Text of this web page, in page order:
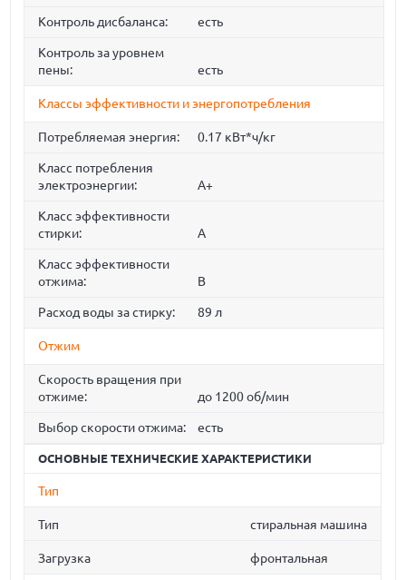
Контроль дисбаланса: есть
Контроль за уровнем
пены:
есть
Классы эффективности и энергопотребления
Потребляемая энергия: 0.17 кВт*ч/кг
Класс потребления
электроэнергии:
A+
Класс эффективности
стирки:
A
Класс эффективности
отжима:
B
Расход воды за стирку: 89 л
Отжим
Скорость вращения при
отжиме:
до 1200 об/мин
Выбор скорости отжима: есть
ОСНОВНЫЕ ТЕХНИЧЕСКИЕ ХАРАКТЕРИСТИКИ
Тип
Тип стиральная машина
Загрузка фронтальная